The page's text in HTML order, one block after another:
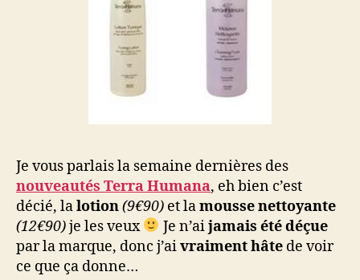
Je vous parlais la semaine dernières des
nouveautés Terra Humana, eh bien c’est
décié, lalotion(9€90) et lamousse nettoyante
(12€90)je les veux Je n’aijamais été déçue
par la marque, donc j’aivraiment hâte de voir
ce que ça donne…